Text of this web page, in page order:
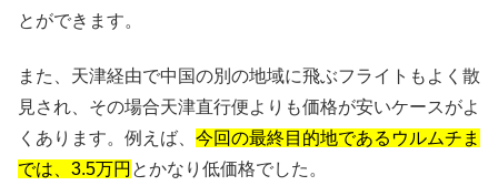
とができます。
また、天津経由で中国の別の地域に飛ぶフライトもよく散
見され、その場合天津直行便よりも価格が安いケースがよ
くあります。例えば、 今回の最終目的地であるウルムチま
では、3.5万円 とかなり低価格でした。